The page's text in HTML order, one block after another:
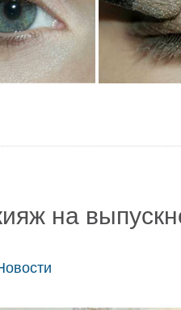
на